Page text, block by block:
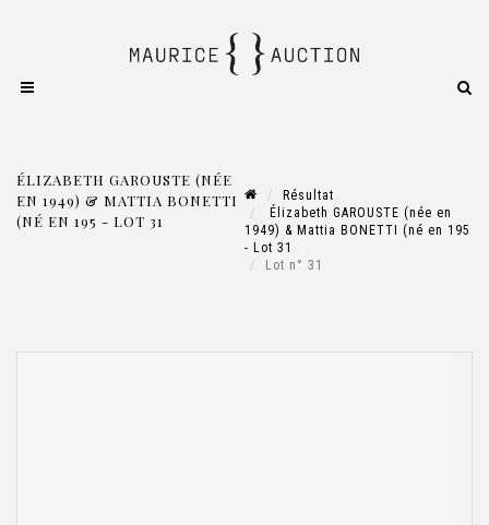
ÉLIZABETH GAROUSTE (NÉE
EN 1949) & MATTIA BONETTI
(NÉ EN 195 - LOT 31
Résultat
Élizabeth GAROUSTE (née en
1949) & Mattia BONETTI (né en 195
- Lot 31
Lot n° 31